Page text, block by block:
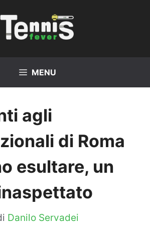
MENU
agli
di Roma
esultare, un
Danilo Servadei